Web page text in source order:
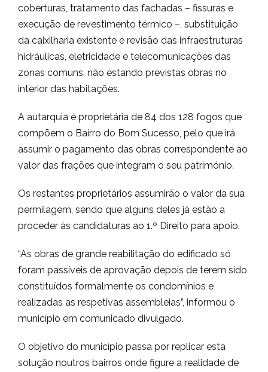
coberturas, tratamento das fachadas – fissuras e
execução de revestimento térmico –, substituição
da caixilharia existente e revisão das infraestruturas
hidráulicas, eletricidade e telecomunicações das
zonas comuns, não estando previstas obras no
interior das habitações.
A autarquia é proprietária de 84 dos 128 fogos que
compõem o Bairro do Bom Sucesso, pelo que irá
assumir o pagamento das obras correspondente ao
valor das frações que integram o seu património.
Os restantes proprietários assumirão o valor da sua
permilagem, sendo que alguns deles já estão a
proceder às candidaturas ao 1.º Direito para apoio.
“As obras de grande reabilitação do edificado só
foram passíveis de aprovação depois de terem sido
constituídos formalmente os condomínios e
realizadas as respetivas assembleias”, informou o
município em comunicado divulgado.
O objetivo do município passa por replicar esta
solução noutros bairros onde figure a realidade de